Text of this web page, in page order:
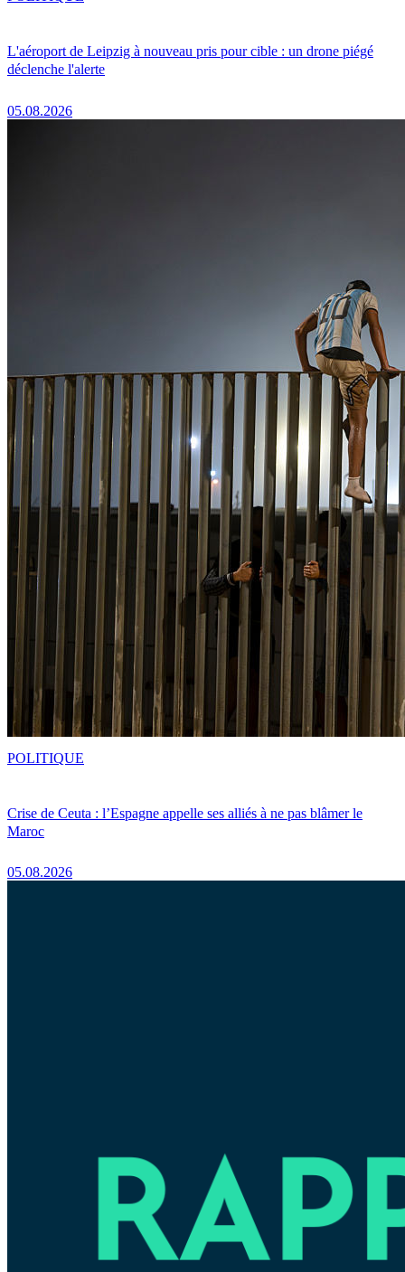
L'aéroport de Leipzig à nouveau pris pour cible : un drone piégé
déclenche l'alerte
05.08.2026
Crise de Ceuta : l’Espagne appelle ses alliés à ne pas blâmer le
Maroc
05.08.2026
POLITIQUE